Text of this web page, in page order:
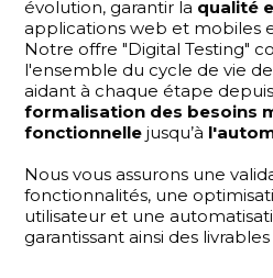
évolution, garantir la qualité
applications web et mobiles
Notre offre "Digital Testing"
l'ensemble du cycle de vie
aidant à chaque étape
formalisation des besoins
fonctionnellejusqu’à
Nous vous assurons une
fonctionnalités, une
utilisateur et une
garantissant ainsi des